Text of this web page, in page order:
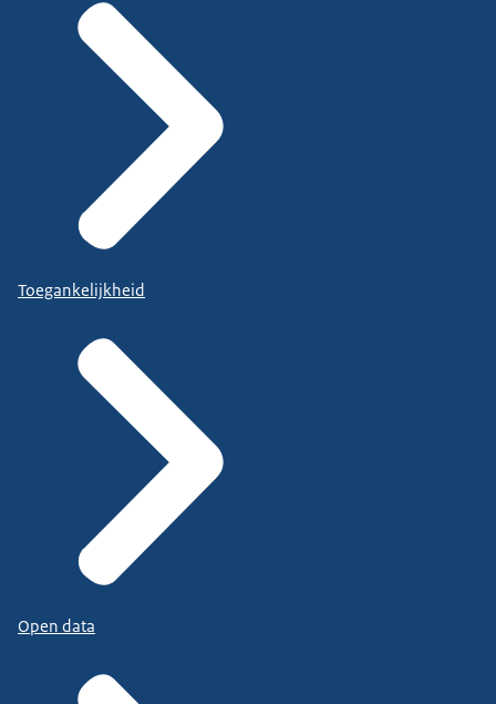
Toegankelijkheid
Open data